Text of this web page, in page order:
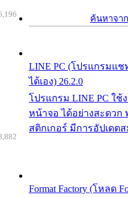
ค้นหาจา
LINE PC (โปรแกรมแ
ได้เอง) 26.2.0
โปรแกรม LINE PC ใ
หน้าจอ ได้อย่างสะดวก
สติกเกอร์ มีการอัปเดต
Format Factory (โหลด